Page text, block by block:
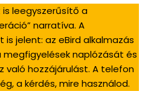
is leegyszerűsítő a
narratíva. A
jelent: az eBird alkalmazás
naplózását és
való hozzájárulást. A telefon
a kérdés, mire használod.